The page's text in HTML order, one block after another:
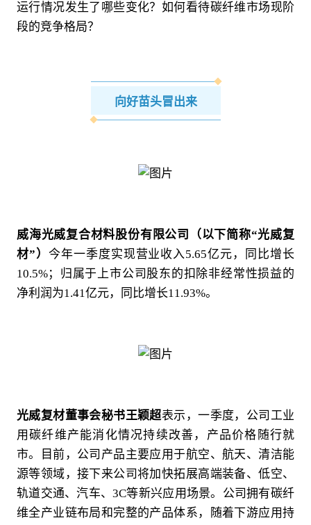
运行情况发生了哪些变化？如何看待碳纤维市场现阶
段的竞争格局？
向好苗头冒出来
威海光威复合材料股份有限公司（以下简称“光威复
材”） 今年一季度实现营业收入5.65亿元，同比增长
10.5%；归属于上市公司股东的扣除非经常性损益的
净利润为1.41亿元，同比增长11.93%。
光威复材董事会秘书王颖超表示，一季度，公司工业
用碳纤维产能消化情况持续改善，产品价格随行就
市。目前，公司产品主要应用于航空、航天、清洁能
源等领域，接下来公司将加快拓展高端装备、低空、
轨道交通、汽车、3C等新兴应用场景。公司拥有碳纤
维全产业链布局和完整的产品体系，随着下游应用持